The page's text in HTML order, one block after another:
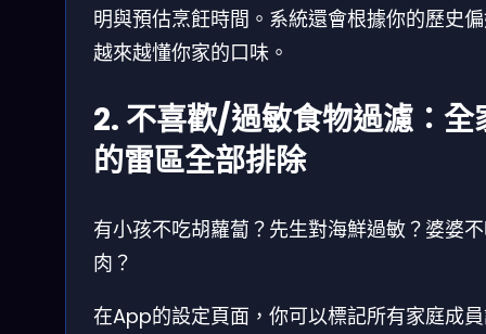
明與預估烹飪時間。系統還會根據你的歷史
越來越懂你家的口味。
2. 不喜歡/過敏食物過濾：全
的雷區全部排除
有小孩不吃胡蘿蔔？先生對海鮮過敏？婆婆
肉？
在App的設定頁面，你可以標記所有家庭成